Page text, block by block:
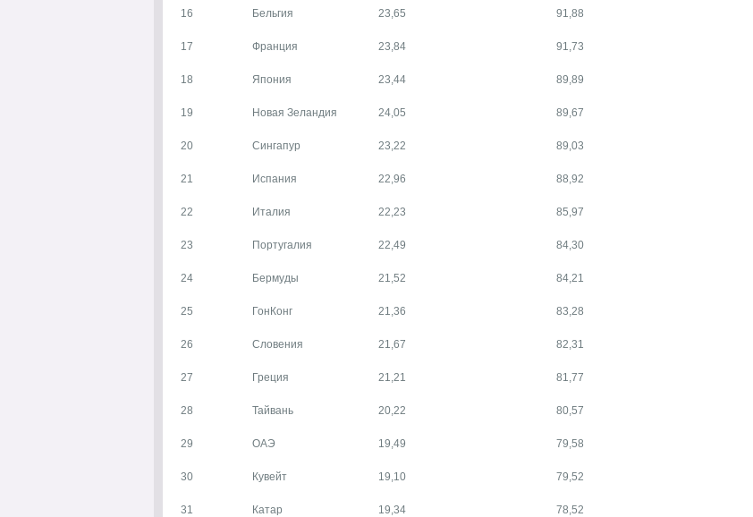
16 Бельгия 23,65 91,88
17 Франция 23,84 91,73
18 Япония 23,44 89,89
19 Новая Зеландия 24,05 89,67
20 Сингапур 23,22 89,03
21 Испания 22,96 88,92
22 Италия 22,23 85,97
23 Португалия 22,49 84,30
24 Бермуды 21,52 84,21
25 ГонКонг 21,36 83,28
26 Словения 21,67 82,31
27 Греция 21,21 81,77
28 Тайвань 20,22 80,57
29 ОАЭ 19,49 79,58
30 Кувейт 19,10 79,52
31 Катар 19,34 78,52